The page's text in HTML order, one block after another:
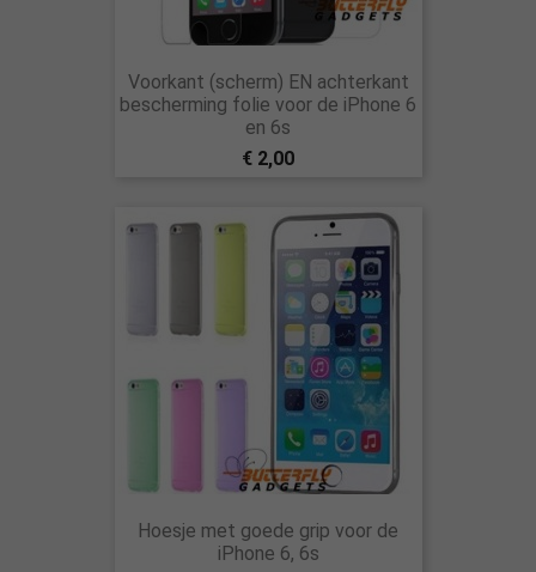
Voorkant (scherm) EN achterkant
bescherming folie voor de iPhone 6
en 6s
€ 2,00
Hoesje met goede grip voor de
iPhone 6, 6s